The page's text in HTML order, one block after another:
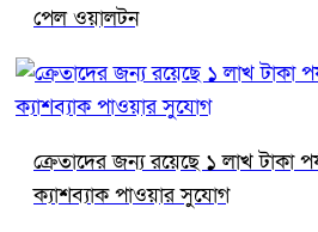
পেল ওয়ালটন
ক্রেতাদের জন্য রয়েছে ১ লাখ টাকা
ক্যাশব্যাক পাওয়ার সুযোগ